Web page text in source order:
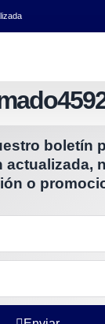
boletín
actualizada,
o